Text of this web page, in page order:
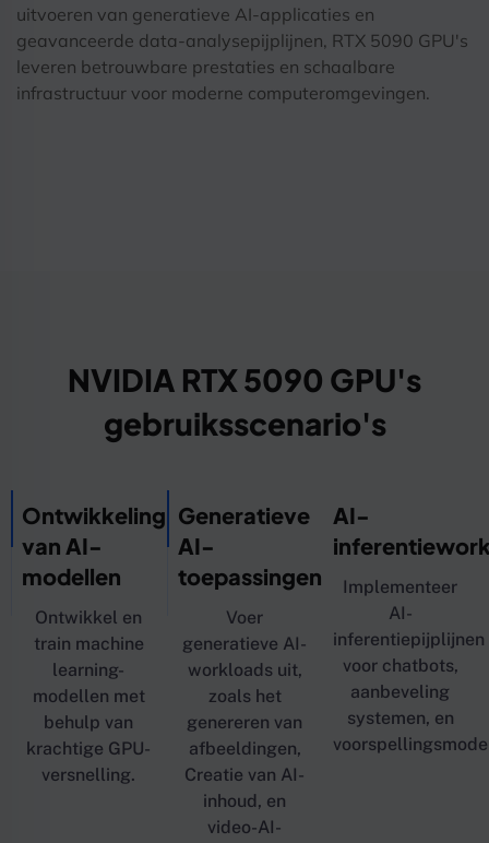
uitvoeren van generatieve AI-applicaties en
geavanceerde data-analysepijplijnen, RTX 5090 GPU's
leveren betrouwbare prestaties en schaalbare
infrastructuur voor moderne computeromgevingen.
NVIDIA RTX 5090 GPU's
gebruiksscenario's
Ontwikkeling
van AI-
modellen
Ontwikkel en
train machine
learning-
modellen met
behulp van
krachtige GPU-
versnelling.
Generatieve
AI-
toepassingen
Voer
generatieve AI-
workloads uit,
zoals het
genereren van
afbeeldingen,
Creatie van AI-
inhoud, en
video-AI-
AI-
Implementeer
AI-
inferentiepijplijnen
voor chatbots,
aanbeveling
systemen, en